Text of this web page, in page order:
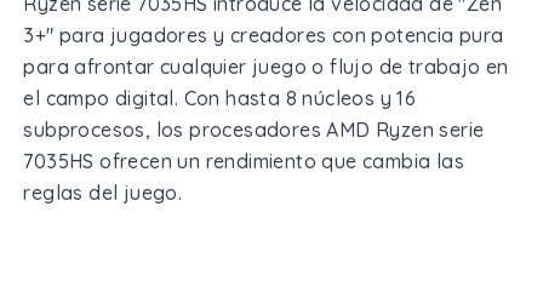
3+" para jugadores y creadores con potencia pura
para afrontar cualquier juego o flujo de trabajo en
el campo digital. Con hasta 8 núcleos y 16
subprocesos, los procesadores AMD Ryzen serie
7035HS ofrecen un rendimiento que cambia las
reglas del juego.